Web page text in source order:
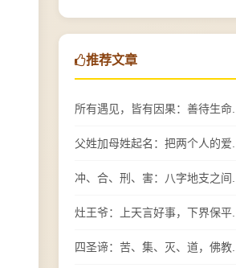
推荐文章
所有遇见，皆有因果：善待生命...
父姓加母姓起名：把两个人的爱...
冲、合、刑、害：八字地支之间...
灶王爷：上天言好事，下界保平...
四圣谛：苦、集、灭、道，佛教...